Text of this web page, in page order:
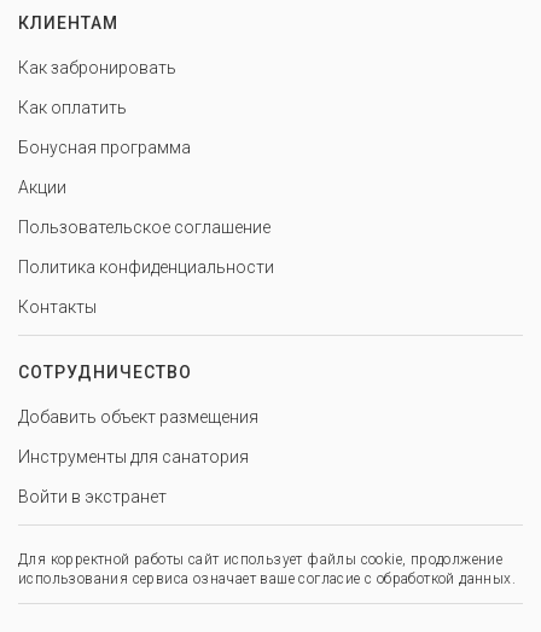
КЛИЕНТАМ
Как забронировать
Как оплатить
Бонусная программа
Акции
Пользовательское соглашение
Политика конфиденциальности
Контакты
СОТРУДНИЧЕСТВО
Добавить объект размещения
Инструменты для санатория
Войти в экстранет
Для корректной работы сайт использует файлы cookie, продолжение
использования сервиса означает ваше согласие с обработкой данных.